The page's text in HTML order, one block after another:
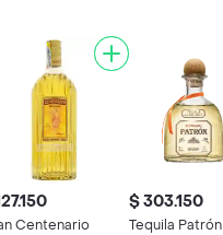
Centenario
$ 303.150
Tequila Patrón